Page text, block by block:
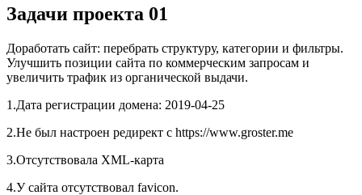
Задачи проекта 01
Доработать сайт: перебрать структуру, категории и фильтры.
Улучшить позиции сайта по коммерческим запросам и
увеличить трафик из органической выдачи.
1.Дата регистрации домена: 2019-04-25
2.Не был настроен редирект с https://www.groster.me
3.Отсутствовала XML-карта
4.У сайта отсутствовал favicon.